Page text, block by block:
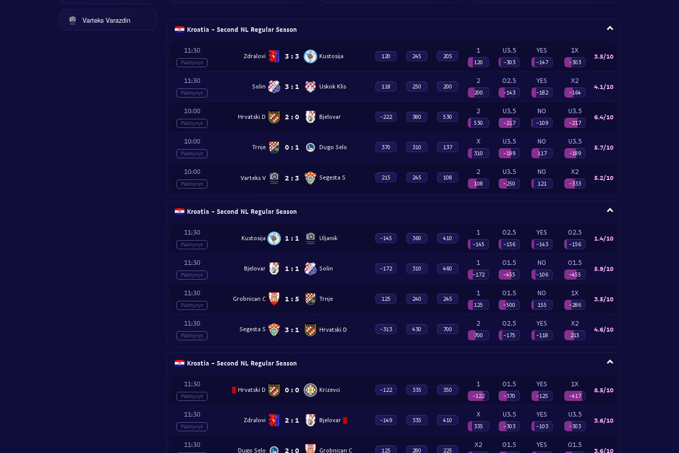
Varteks Varazdin
Kroatia - Second NL Regular Season
11:30
Päättynyt
Zdralovi 3 : 3 Kustosija 120 245 205
1
120
U3.5
-303
YES
-147
1X
-303
3.5/10
11:30
Päättynyt
Solin 3 : 1 Uskok Klis 118 250 200
2
200
O2.5
-143
YES
-182
X2
-164
4.1/10
10:00
Päättynyt
Hrvatski D 2 : 0 Bjelovar -222 380 530
2
530
U3.5
-217
NO
-109
U3.5
-217
6.4/10
10:00
Päättynyt
Trnje 0 : 1 Dugo Selo 370 310 137
X
310
U3.5
-189
NO
117
U3.5
-189
5.7/10
10:00
Päättynyt
Varteks V 2 : 3 Segesta S 215 245 108
2
108
U3.5
-250
NO
121
X2
-333
5.2/10
Kroatia - Second NL Regular Season
11:30
Päättynyt
Kustosija 1 : 1 Uljanik -145 360 410
1
-145
O2.5
-156
YES
-143
O2.5
-156
1.4/10
11:30
Päättynyt
Bjelovar 1 : 1 Solin -172 310 460
1
-172
O1.5
-455
NO
-106
O1.5
-455
5.9/10
11:30
Päättynyt
Grobnican C 1 : 5 Trnje 125 240 245
1
125
O1.5
-500
NO
155
1X
-286
3.5/10
11:30
Päättynyt
Segesta S 3 : 1 Hrvatski D -313 430 700
2
700
O2.5
-175
YES
-118
X2
215
4.6/10
Kroatia - Second NL Regular Season
11:30
Päättynyt
Hrvatski D 0 : 0 Krizevci -122 335 350
1
-122
O1.5
-370
YES
-125
1X
-417
8.5/10
11:30
Päättynyt
Zdralovi 2 : 1 Bjelovar -149 335 410
X
335
U3.5
-303
YES
-103
U3.5
-303
3.6/10
11:30
Dugo Selo 2 : 0 Grobnican C 125 280 225
X2 O1.5 YES O1.5
3.6/10